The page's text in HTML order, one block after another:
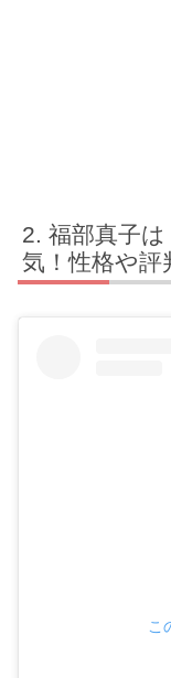
福部真子
気！性格や評
こ